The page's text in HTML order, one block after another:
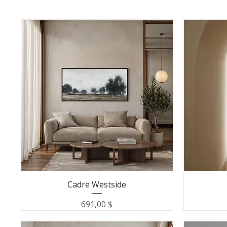
Cadre Westside
Prix
691,00 $